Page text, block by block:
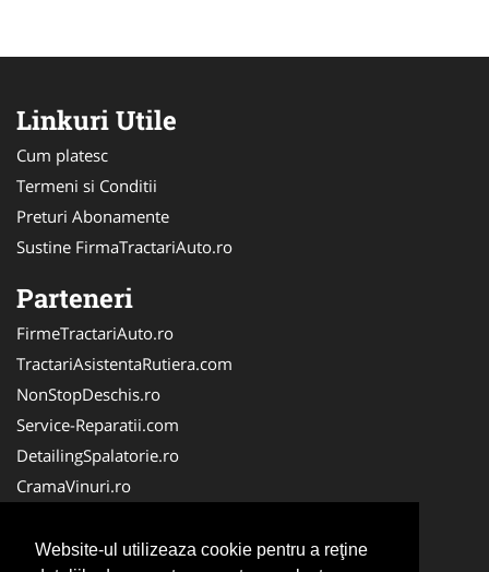
Website-ul utilizeaza cookie pentru a reţine
Linkuri Utile
Cum platesc
Termeni si Conditii
Preturi Abonamente
Sustine FirmaTractariAuto.ro
Parteneri
FirmeTractariAuto.ro
TractariAsistentaRutiera.com
NonStopDeschis.ro
Service-Reparatii.com
DetailingSpalatorie.ro
CramaVinuri.ro
FirmaPieseAuto.ro